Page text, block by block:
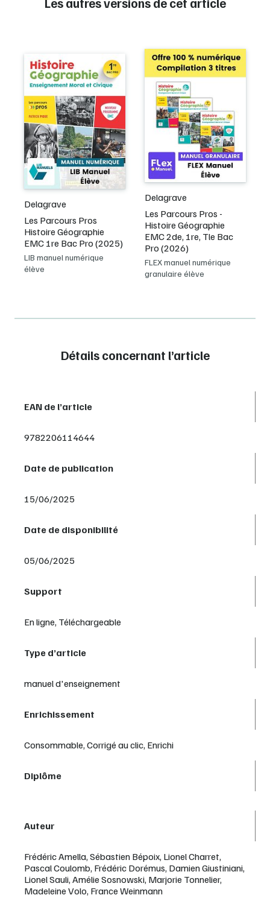
Delagrave
Les Parcours Pros
Histoire Géographie
EMC 1re Bac Pro (2025)
LIB manuel numérique
élève
Delagrave
Les Parcours Pros -
Histoire Géographie
EMC 2de, 1re, Tle Bac
Pro (2026)
FLEX manuel numérique
granulaire élève
Détails concernant l’article
EAN de l’article
9782206114644
Date de publication
15/06/2025
Date de disponibilité
05/06/2025
Support
En ligne, Téléchargeable
Type d’article
manuel d'enseignement
Enrichissement
Consommable, Corrigé au clic, Enrichi
Diplôme
Auteur
Frédéric Amella, Sébastien Bépoix, Lionel Charret,
Pascal Coulomb, Frédéric Dorémus, Damien Giustiniani,
Lionel Sauli, Amélie Sosnowski, Marjorie Tonnelier,
Madeleine Volo, France Weinmann